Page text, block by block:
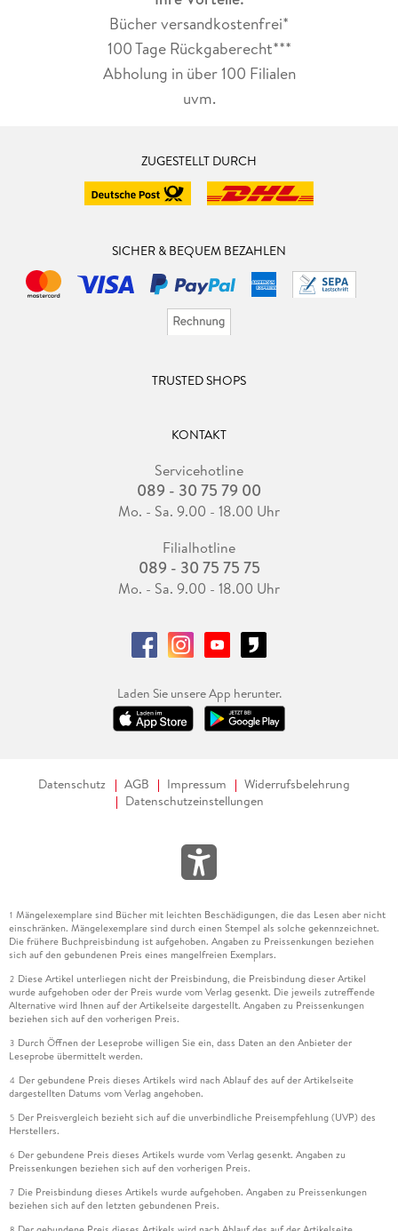
Bücher versandkostenfrei*
100 Tage Rückgaberecht***
Abholung in über 100 Filialen
uvm.
ZUGESTELLT DURCH
SICHER & BEQUEM BEZAHLEN
TRUSTED SHOPS
KONTAKT
Servicehotline
089 - 30 75 79 00
Mo. - Sa. 9.00 - 18.00 Uhr
Filialhotline
089 - 30 75 75 75
Mo. - Sa. 9.00 - 18.00 Uhr
Laden Sie unsere App herunter.
Datenschutz AGB Impressum
Widerrufsbelehrung
Datenschutzeinstellungen
1 Mängelexemplare sind Bücher mit leichten Beschädigungen, die das Lesen aber nicht
einschränken. Mängelexemplare sind durch einen Stempel als solche gekennzeichnet.
Die frühere Buchpreisbindung ist aufgehoben. Angaben zu Preissenkungen beziehen
sich auf den gebundenen Preis eines mangelfreien Exemplars.
2 Diese Artikel unterliegen nicht der Preisbindung, die Preisbindung dieser Artikel
wurde aufgehoben oder der Preis wurde vom Verlag gesenkt. Die jeweils zutreffende
Alternative wird Ihnen auf der Artikelseite dargestellt. Angaben zu Preissenkungen
beziehen sich auf den vorherigen Preis.
3 Durch Öffnen der Leseprobe willigen Sie ein, dass Daten an den Anbieter der
Leseprobe übermittelt werden.
4 Der gebundene Preis dieses Artikels wird nach Ablauf des auf der Artikelseite
dargestellten Datums vom Verlag angehoben.
5 Der Preisvergleich bezieht sich auf die unverbindliche Preisempfehlung (UVP) des
Herstellers.
6 Der gebundene Preis dieses Artikels wurde vom Verlag gesenkt. Angaben zu
Preissenkungen beziehen sich auf den vorherigen Preis.
7 Die Preisbindung dieses Artikels wurde aufgehoben. Angaben zu Preissenkungen
beziehen sich auf den letzten gebundenen Preis.